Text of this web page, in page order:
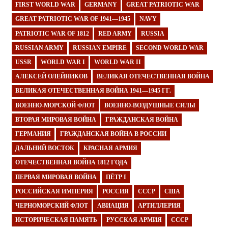
FIRST WORLD WAR GERMANY GREAT PATRIOTIC WAR
GREAT PATRIOTIC WAR OF 1941—1945 NAVY
PATRIOTIC WAR OF 1812 RED ARMY RUSSIA
RUSSIAN ARMY RUSSIAN EMPIRE SECOND WORLD WAR
USSR WORLD WAR I WORLD WAR II
АЛЕКСЕЙ ОЛЕЙНИКОВ ВЕЛИКАЯ ОТЕЧЕСТВЕННАЯ ВОЙНА
ВЕЛИКАЯ ОТЕЧЕСТВЕННАЯ ВОЙНА 1941—1945 ГГ.
ВОЕННО-МОРСКОЙ ФЛОТ ВОЕННО-ВОЗДУШНЫЕ СИЛЫ
ВТОРАЯ МИРОВАЯ ВОЙНА ГРАЖДАНСКАЯ ВОЙНА
ГЕРМАНИЯ ГРАЖДАНСКАЯ ВОЙНА В РОССИИ
ДАЛЬНИЙ ВОСТОК КРАСНАЯ АРМИЯ
ОТЕЧЕСТВЕННАЯ ВОЙНА 1812 ГОДА
ПЕРВАЯ МИРОВАЯ ВОЙНА ПЁТР I
РОССИЙСКАЯ ИМПЕРИЯ РОССИЯ СССР США
ЧЕРНОМОРСКИЙ ФЛОТ АВИАЦИЯ АРТИЛЛЕРИЯ
ИСТОРИЧЕСКАЯ ПАМЯТЬ РУССКАЯ АРМИЯ СССР